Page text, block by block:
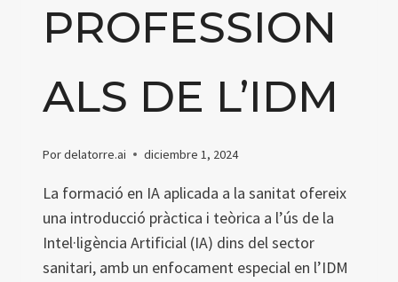
PROFESSION
ALS DE L’IDM
Pordelatorre.ai diciembre 1, 2024
La formació en IA aplicada a la sanitat ofereix
una introducció pràctica i teòrica a l’ús de la
Intel·ligència Artificial (IA) dins del sector
sanitari, amb un enfocament especial en l’IDM